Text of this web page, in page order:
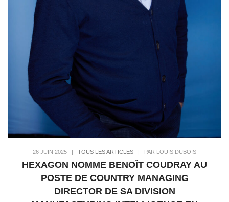
26 JUIN 2025 | TOUS LES ARTICLES | PAR LOUIS DUBOIS
HEXAGON NOMME BENOÎT COUDRAY AU
POSTE DE COUNTRY MANAGING
DIRECTOR DE SA DIVISION